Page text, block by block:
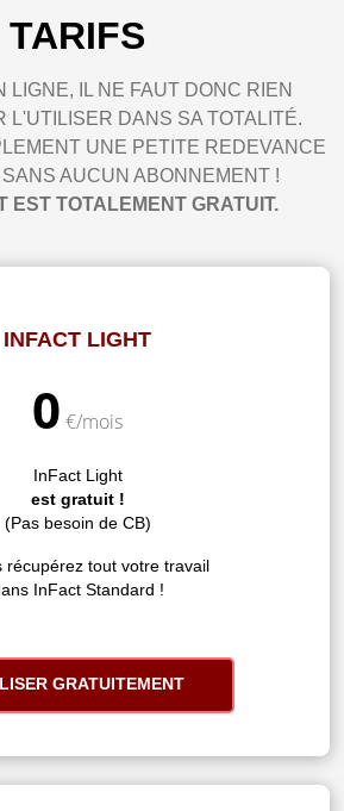
TARIFS
LIGNE, IL NE FAUT DONC RIEN
L'UTILISER DANS SA TOTALITÉ.
UNE PETITE REDEVANCE
AUCUN ABONNEMENT !
EST TOTALEMENT GRATUIT.
INFACT LIGHT
0 €/mois
InFact Light
est gratuit !
(Pas besoin de CB)
récupérez tout votre travail
InFact Standard !
GRATUITEMENT